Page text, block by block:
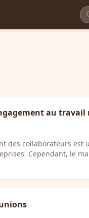
au
des collaborateurs est
Cependant, le